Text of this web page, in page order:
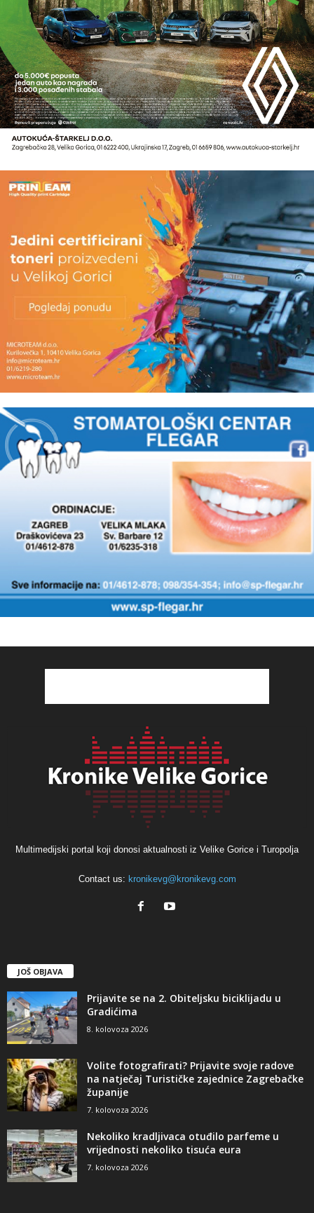
Multimedijski portal koji donosi aktualnosti iz Velike Gorice i Turopolja
Contact us: kronikevg@kronikevg.com
JOŠ OBJAVA
Prijavite se na 2. Obiteljsku biciklijadu u
Gradićima
8. kolovoza 2026
Volite fotografirati? Prijavite svoje radove
na natječaj Turističke zajednice Zagrebačke
županije
7. kolovoza 2026
Nekoliko kradljivaca otuđilo parfeme u
vrijednosti nekoliko tisuća eura
7. kolovoza 2026